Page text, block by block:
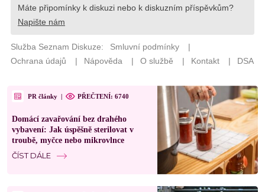
PR články | PŘEČTENÍ: 6740
Domácí zavařování bez drahého
vybavení: Jak úspěšně sterilovat v
troubě, myčce nebo mikrovlnce
ČÍST DÁLE